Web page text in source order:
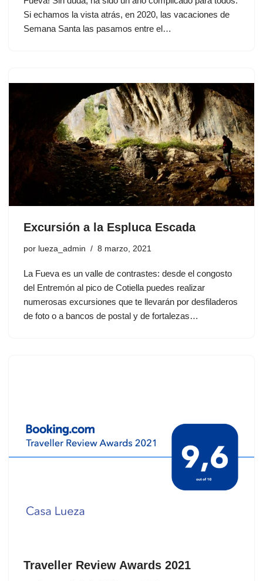
Si echamos la vista atrás, en 2020, las vacaciones de
Semana Santa las pasamos entre el…
Excursión a la Espluca Escada
por lueza_admin 8 marzo, 2021
La Fueva es un valle de contrastes: desde el congosto
del Entremón al pico de Cotiella puedes realizar
numerosas excursiones que te llevarán por desfiladeros
de foto o a bancos de postal y de fortalezas…
Traveller Review Awards 2021